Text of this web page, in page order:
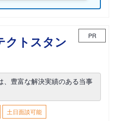
クトスタン
PR
、豊富な解決実績のある当事
土日面談可能